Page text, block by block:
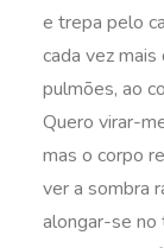
e trepa pelo
cada vez
pulmões, ao
Quero virar-
mas o corpo
ver a sombra
alongar-se no